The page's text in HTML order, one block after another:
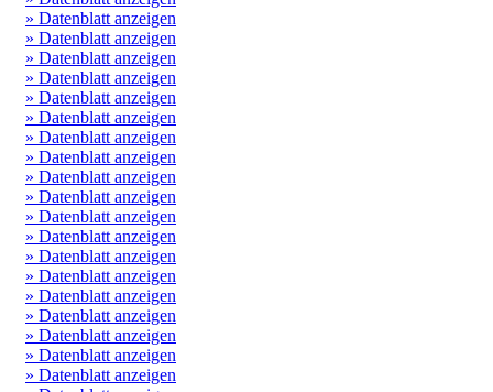
» Datenblatt anzeigen
» Datenblatt anzeigen
» Datenblatt anzeigen
» Datenblatt anzeigen
» Datenblatt anzeigen
» Datenblatt anzeigen
» Datenblatt anzeigen
» Datenblatt anzeigen
» Datenblatt anzeigen
» Datenblatt anzeigen
» Datenblatt anzeigen
» Datenblatt anzeigen
» Datenblatt anzeigen
» Datenblatt anzeigen
» Datenblatt anzeigen
» Datenblatt anzeigen
» Datenblatt anzeigen
» Datenblatt anzeigen
» Datenblatt anzeigen